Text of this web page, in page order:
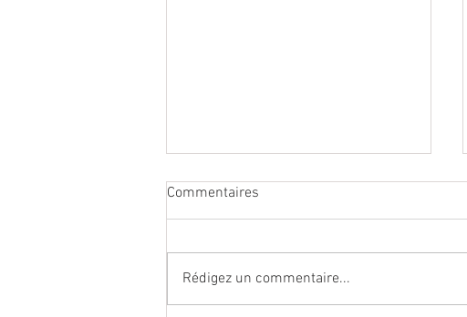
Commentaires
Rédigez un commentaire...